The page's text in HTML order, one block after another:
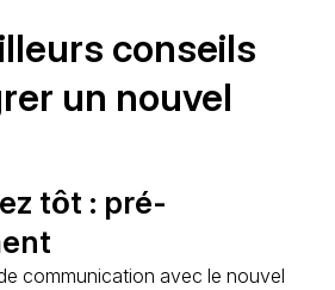
conseils
un nouvel
tôt : pré-
communication avec le nouvel